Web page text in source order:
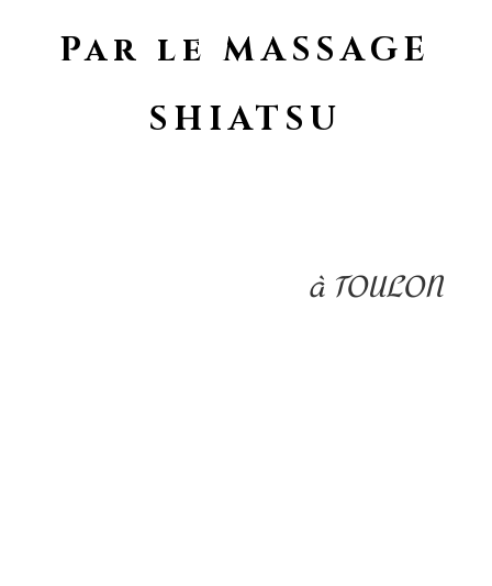
Par le MASSAGE
SHIATSU
à TOULON